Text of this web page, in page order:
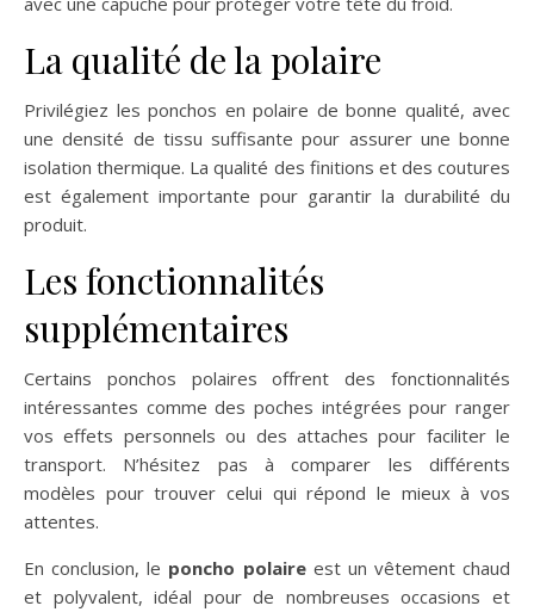
La qualité de la polaire
Privilégiez les ponchos en polaire de bonne qualité, avec
une densité de tissu suffisante pour assurer une bonne
isolation thermique. La qualité des finitions et des coutures
est également importante pour garantir la durabilité du
produit.
Les fonctionnalités
supplémentaires
Certains ponchos polaires offrent des fonctionnalités
intéressantes comme des poches intégrées pour ranger
vos effets personnels ou des attaches pour faciliter le
transport. N’hésitez pas à comparer les différents
modèles pour trouver celui qui répond le mieux à vos
attentes.
En conclusion, le poncho polaireest un vêtement chaud
et polyvalent, idéal pour de nombreuses occasions et